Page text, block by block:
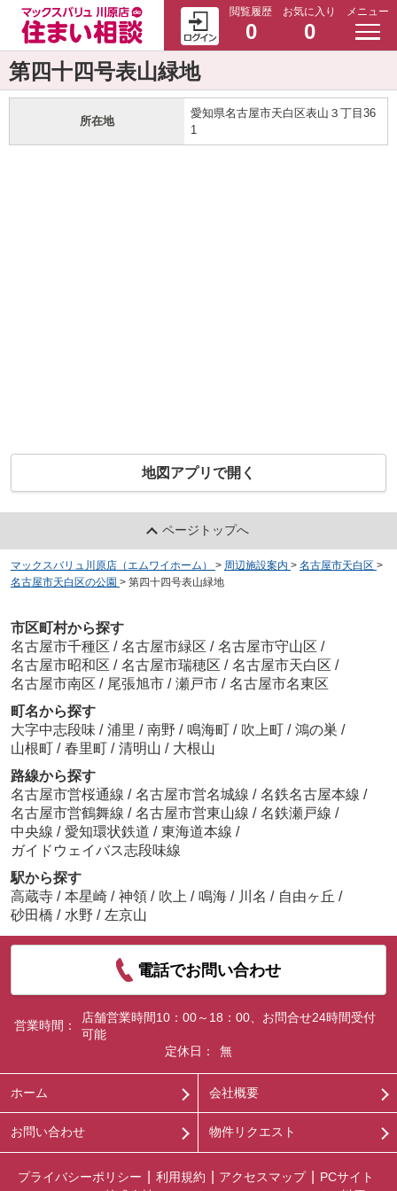
閲覧履歴
0
お気に入り
0
メニュー
第四十四号表山緑地
所在地
愛知県名古屋市天白区表山３丁目36
1
地図アプリで開く
ページトップへ
マックスバリュ川原店（エムワイホーム） > 周辺施設案内 > 名古屋市天白区 >
名古屋市天白区の公園 > 第四十四号表山緑地
市区町村から探す
名古屋市千種区 / 名古屋市緑区 / 名古屋市守山区 /
名古屋市昭和区 / 名古屋市瑞穂区 / 名古屋市天白区 /
名古屋市南区 / 尾張旭市 / 瀬戸市 / 名古屋市名東区
町名から探す
大字中志段味 / 浦里 / 南野 / 鳴海町 / 吹上町 / 鴻の巣 /
山根町 / 春里町 / 清明山 / 大根山
路線から探す
名古屋市営桜通線 / 名古屋市営名城線 / 名鉄名古屋本線 /
名古屋市営鶴舞線 / 名古屋市営東山線 / 名鉄瀬戸線 /
中央線 / 愛知環状鉄道 / 東海道本線 /
ガイドウェイバス志段味線
駅から探す
高蔵寺 / 本星崎 / 神領 / 吹上 / 鳴海 / 川名 / 自由ヶ丘 /
砂田橋 / 水野 / 左京山
電話でお問い合わせ
営業時間：
店舗営業時間10：00～18：00、お問合せ24時間受付
可能
定休日：
無
ホーム 会社概要
お問い合わせ 物件リクエスト
プライバシーポリシー 利用規約 アクセスマップ
PCサイト